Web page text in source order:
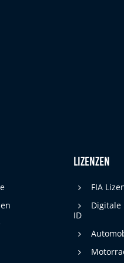
Lizenzen
FIA
Digitale
ID
werden können.
dienen zur Erhebung von